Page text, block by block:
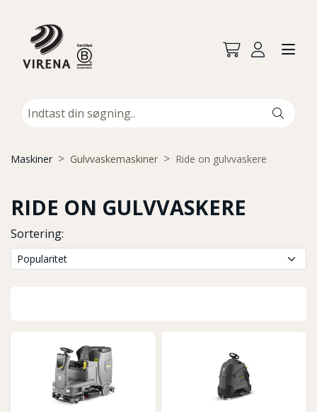
Maskiner Gulvvaskemaskiner Ride on gulvvaskere
RIDE ON GULVVASKERE
Sortering: